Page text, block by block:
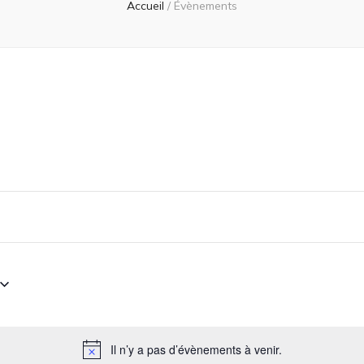
Accueil / Évènements
Notice
Il n’y a pas d’évènements à venir.